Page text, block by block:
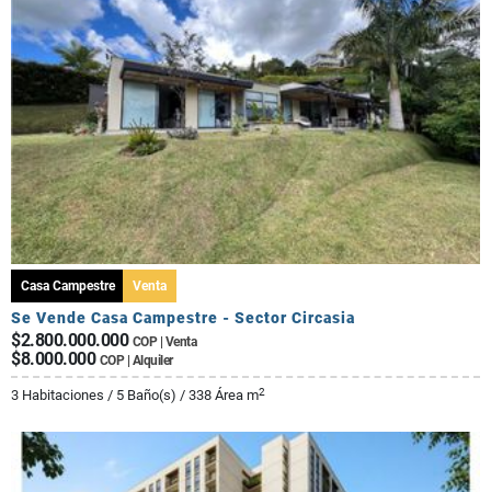
Casa Campestre Venta
Se Vende Casa Campestre - Sector Circasia
$2.800.000.000 COP | Venta
$8.000.000 COP | Alquiler
3 Habitaciones / 5 Baño(s) / 338 Área m2